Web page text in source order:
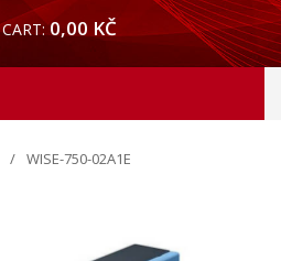
CART: 0,00 KČ
WISE-750-02A1E